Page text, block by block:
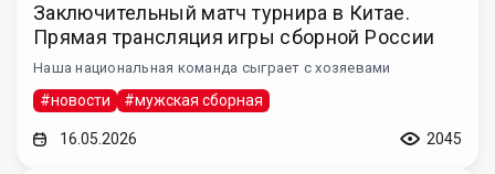
Заключительный матч турнира в Китае.
Прямая трансляция игры сборной России
Наша национальная команда сыграет с хозяевами
#новости #мужская сборная
16.05.2026 2045